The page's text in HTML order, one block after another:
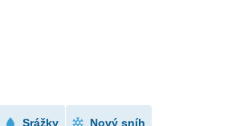
Srážky Nový sníh